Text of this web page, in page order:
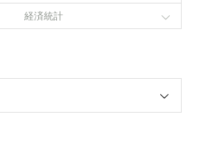
経済統計